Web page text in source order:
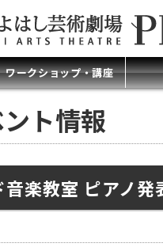
ワークショップ・講座
ト情報
音楽教室 ピアノ